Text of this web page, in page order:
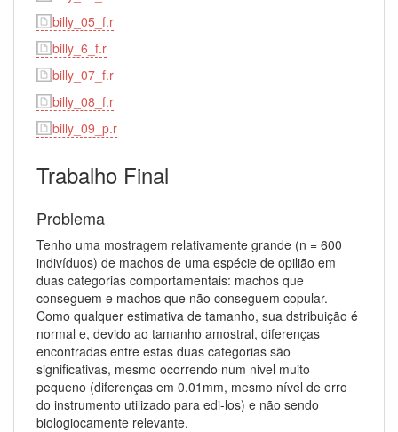
billy_05_f.r
billy_6_f.r
billy_07_f.r
billy_08_f.r
billy_09_p.r
Trabalho Final
Problema
Tenho uma mostragem relativamente grande (n = 600
indivíduos) de machos de uma espécie de opilião em
duas categorias comportamentais: machos que
conseguem e machos que não conseguem copular.
Como qualquer estimativa de tamanho, sua dstribuição é
normal e, devido ao tamanho amostral, diferenças
encontradas entre estas duas categorias são
significativas, mesmo ocorrendo num nivel muito
pequeno (diferenças em 0.01mm, mesmo nível de erro
do instrumento utilizado para edi-los) e não sendo
biologiocamente relevante.